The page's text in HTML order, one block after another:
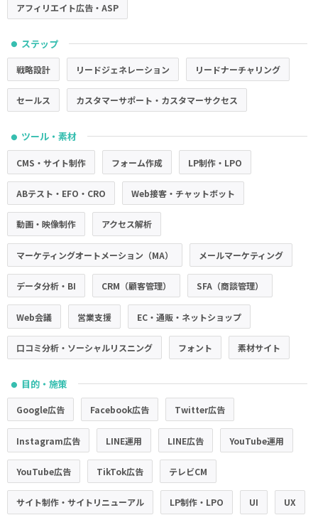
アフィリエイト広告・ASP
● ステップ
戦略設計 リードジェネレーション リードナーチャリング
セールス カスタマーサポート・カスタマーサクセス
● ツール・素材
CMS・サイト制作 フォーム作成 LP制作・LPO
ABテスト・EFO・CRO Web接客・チャットボット
動画・映像制作 アクセス解析
マーケティングオートメーション（MA） メールマーケティング
データ分析・BI CRM（顧客管理） SFA（商談管理）
Web会議 営業支援 EC・通販・ネットショップ
口コミ分析・ソーシャルリスニング フォント 素材サイト
● 目的・施策
Google広告 Facebook広告 Twitter広告
Instagram広告 LINE運用 LINE広告 YouTube運用
YouTube広告 TikTok広告 テレビCM
サイト制作・サイトリニューアル LP制作・LPO UI UX